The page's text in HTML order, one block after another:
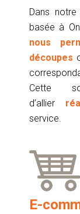
Dans
basée à
nous
découpes
Cette
d’allier
service.
E-